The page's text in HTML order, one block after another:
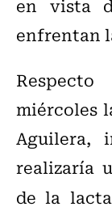
en vista
enfrentan
miércoles
Aguilera,
realizaría
de la